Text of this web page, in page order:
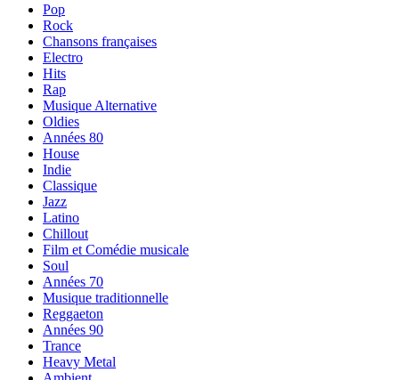
Pop
Rock
Chansons françaises
Electro
Hits
Rap
Musique Alternative
Oldies
Années 80
House
Indie
Classique
Jazz
Latino
Chillout
Film et Comédie musicale
Soul
Années 70
Musique traditionnelle
Reggaeton
Années 90
Trance
Heavy Metal